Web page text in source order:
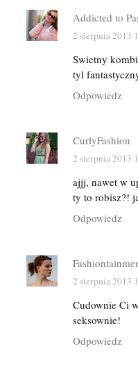
Addicted to
2 sierpnia 2013
Swietny
tyl
Odpowiedz
CurlyFashion
2 sierpnia 2013
ajjj, nawet w
ty to robisz?!
Odpowiedz
2 sierpnia 2013
Cudownie Ci
seksownie!
Odpowiedz